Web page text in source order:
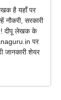
है यहाँ पर
सरकारी
! दीपू लेखक के
पर
जानकारी शेयर